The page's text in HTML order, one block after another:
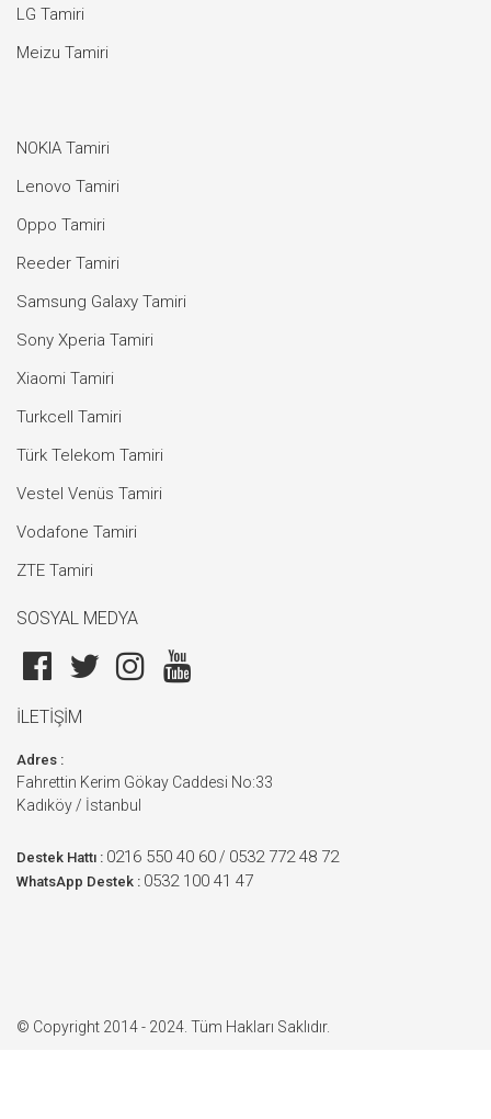
LG Tamiri
Meizu Tamiri
NOKIA Tamiri
Lenovo Tamiri
Oppo Tamiri
Reeder Tamiri
Samsung Galaxy Tamiri
Sony Xperia Tamiri
Xiaomi Tamiri
Turkcell Tamiri
Türk Telekom Tamiri
Vestel Venüs Tamiri
Vodafone Tamiri
ZTE Tamiri
SOSYAL MEDYA
İLETİŞİM
Adres :
Fahrettin Kerim Gökay Caddesi No:33
Kadıköy / İstanbul
Destek Hattı : 0216 550 40 60 / 0532 772 48 72
WhatsApp Destek : 0532 100 41 47
© Copyright 2014 - 2024. Tüm Hakları Saklıdır.